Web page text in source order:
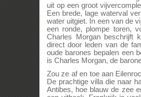
uit op een groot
Een brede, lage waterval
water uitgiet. In een van de
een ronde, plompe toren,
Charles Morgan beschrijft
direct door leden van de
oude barones bepalen een
is Charles Morgan, de
Zou ze af en toe aan
De prachtige villa die naar
Antibes, hoe blauw de zee